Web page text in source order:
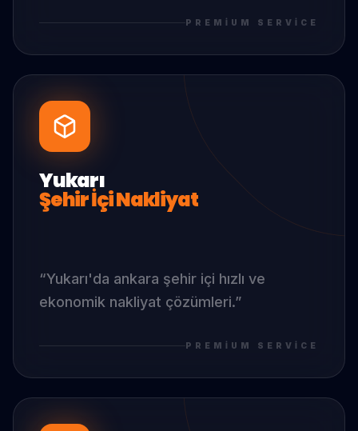
PREMIUM SERVICE
Yukarı
Şehir İçi Nakliyat
“Yukarı'da ankara şehir içi hızlı ve
ekonomik nakliyat çözümleri.”
PREMIUM SERVICE